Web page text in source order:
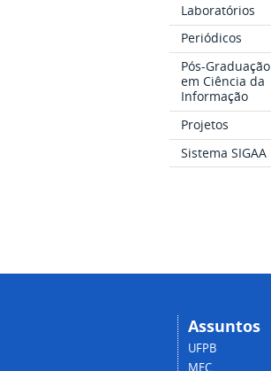
Laboratórios
Periódicos
Pós-Graduação
em Ciência da
Informação
Projetos
Sistema SIGAA
Assuntos
UFPB
MEC